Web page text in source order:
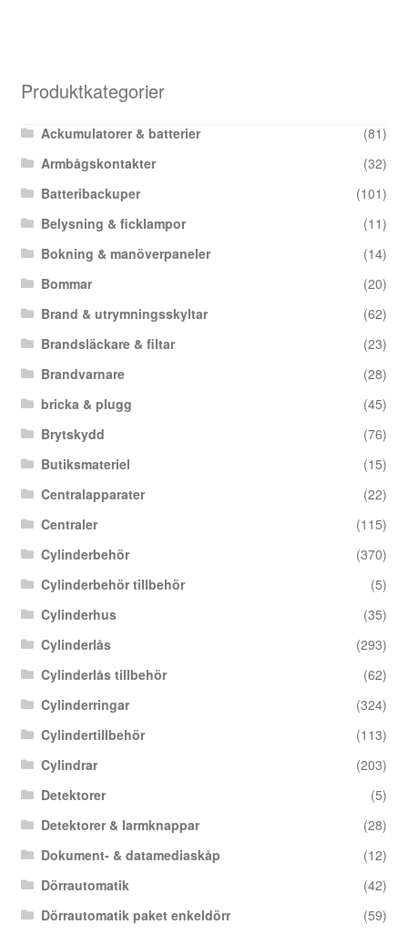
Produktkategorier
Ackumulatorer & batterier
(81)
Armbågskontakter
(32)
Batteribackuper
(101)
Belysning & ficklampor
(11)
Bokning & manöverpaneler
(14)
Bommar
(20)
Brand & utrymningsskyltar
(62)
Brandsläckare & filtar
(23)
Brandvarnare
(28)
bricka & plugg
(45)
Brytskydd
(76)
Butiksmateriel
(15)
Centralapparater
(22)
Centraler
(115)
Cylinderbehör
(370)
Cylinderbehör tillbehör
(5)
Cylinderhus
(35)
Cylinderlås
(293)
Cylinderlås tillbehör
(62)
Cylinderringar
(324)
Cylindertillbehör
(113)
Cylindrar
(203)
Detektorer
(5)
Detektorer & larmknappar
(28)
Dokument- & datamediaskåp
(12)
Dörrautomatik
(42)
Dörrautomatik paket enkeldörr
(59)